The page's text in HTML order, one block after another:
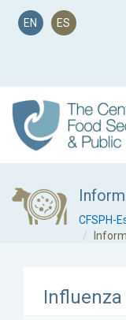
EN ES
CFSPH-
Influenza